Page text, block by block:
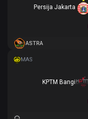
Persija Jakarta
ASTRA
KPTM Bangi